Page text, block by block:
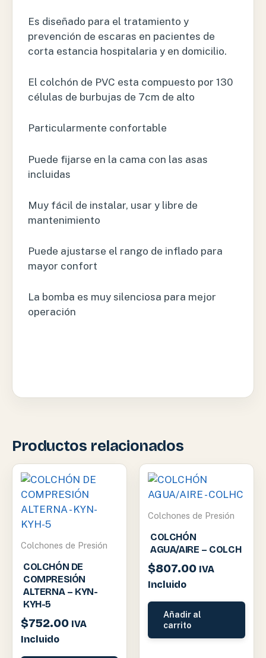
Es diseñado para el tratamiento y
prevención de escaras en pacientes de
corta estancia hospitalaria y en domicilio.
El colchón de PVC esta compuesto por 130
células de burbujas de 7cm de alto
Particularmente confortable
Puede fijarse en la cama con las asas
incluidas
Muy fácil de instalar, usar y libre de
mantenimiento
Puede ajustarse el rango de inflado para
mayor confort
La bomba es muy silenciosa para mejor
operación
Productos relacionados
Colchones de Presión
COLCHÓN DE
COMPRESIÓN
ALTERNA – KYN-
KYH-5
$752.00 IVA
Incluido
Colchones de Presión
COLCHÓN
AGUA/AIRE – COLCH
$807.00 IVA
Incluido
Añadir al
carrito